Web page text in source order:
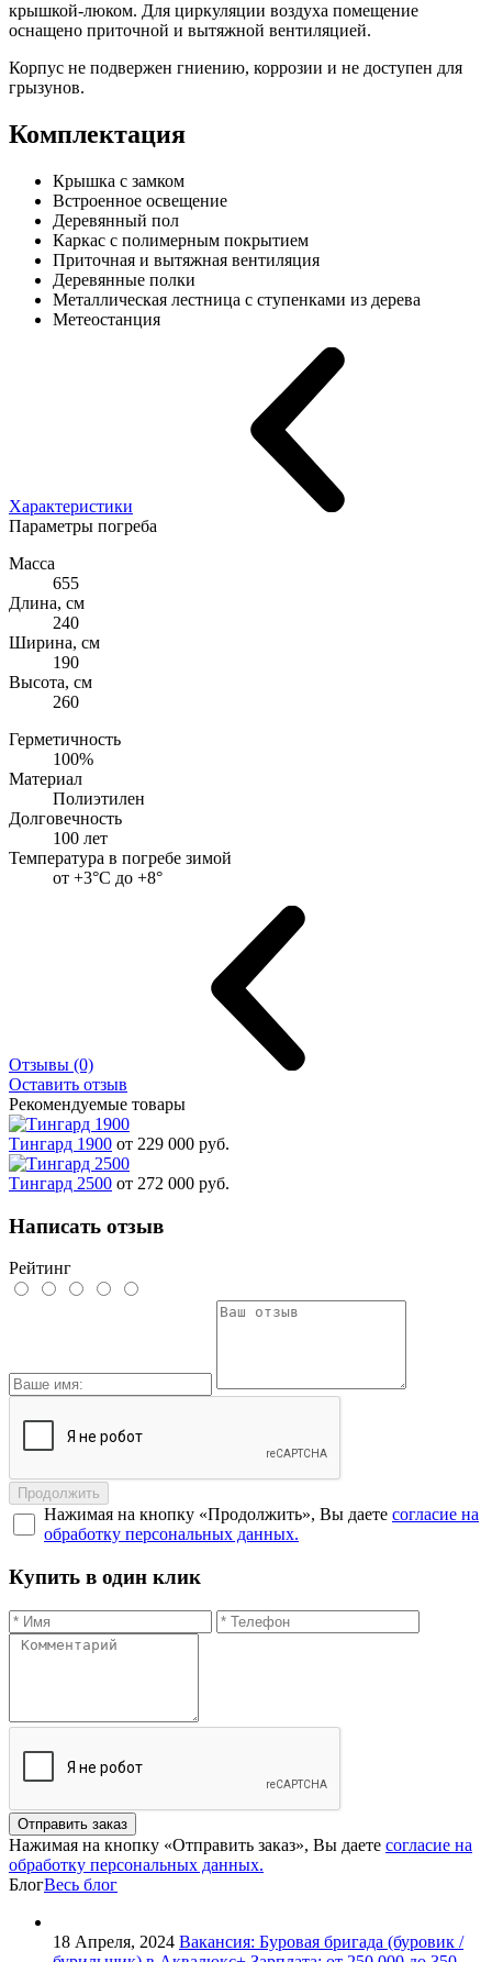
крышкой-люком. Для циркуляции воздуха помещение
оснащено приточной и вытяжной вентиляцией.
Корпус не подвержен гниению, коррозии и не доступен для
грызунов.
Комплектация
Крышка с замком
Встроенное освещение
Деревянный пол
Каркас с полимерным покрытием
Приточная и вытяжная вентиляция
Деревянные полки
Металлическая лестница с ступенками из дерева
Метеостанция
Характеристики
Параметры погреба
Масса
655
Длина, см
240
Ширина, см
190
Высота, см
260
Герметичность
100%
Материал
Полиэтилен
Долговечность
100 лет
Температура в погребе зимой
от +3°С до +8°
Отзывы (0)
Оставить отзыв
Рекомендуемые товары
Тингард 1900 от 229 000 руб.
Тингард 2500 от 272 000 руб.
Написать отзыв
Рейтинг
Продолжить
Нажимая на кнопку «Продолжить», Вы даете согласие на
обработку персональных данных.
Купить в один клик
Отправить заказ
Нажимая на кнопку «Отправить заказ», Вы даете согласие на
обработку персональных данных.
БлогВесь блог
18 Апреля, 2024 Вакансия: Буровая бригада (буровик /